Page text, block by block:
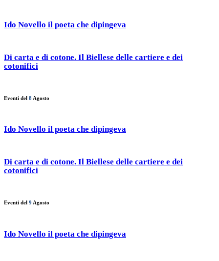
Ido Novello il poeta che dipingeva
Di carta e di cotone. Il Biellese delle cartiere e dei
cotonifici
Eventi del 8 Agosto
Ido Novello il poeta che dipingeva
Di carta e di cotone. Il Biellese delle cartiere e dei
cotonifici
Eventi del 9 Agosto
Ido Novello il poeta che dipingeva